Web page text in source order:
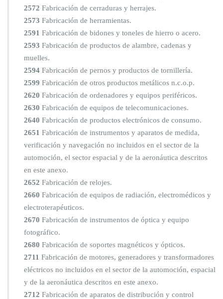
2572 Fabricación de cerraduras y herrajes.
2573 Fabricación de herramientas.
2591 Fabricación de bidones y toneles de hierro o acero.
2593 Fabricación de productos de alambre, cadenas y
muelles.
2594 Fabricación de pernos y productos de tornillería.
2599 Fabricación de otros productos metálicos n.c.o.p.
2620 Fabricación de ordenadores y equipos periféricos.
2630 Fabricación de equipos de telecomunicaciones.
2640 Fabricación de productos electrónicos de consumo.
2651 Fabricación de instrumentos y aparatos de medida,
verificación y navegación no incluidos en el sector de la
automoción, el sector espacial y de la aeronáutica descritos
en este anexo.
2652 Fabricación de relojes.
2660 Fabricación de equipos de radiación, electromédicos y
electroterapéuticos.
2670 Fabricación de instrumentos de óptica y equipo
fotográfico.
2680 Fabricación de soportes magnéticos y ópticos.
2711 Fabricación de motores, generadores y transformadores
eléctricos no incluidos en el sector de la automoción, espacial
y de la aeronáutica descritos en este anexo.
2712 Fabricación de aparatos de distribución y control